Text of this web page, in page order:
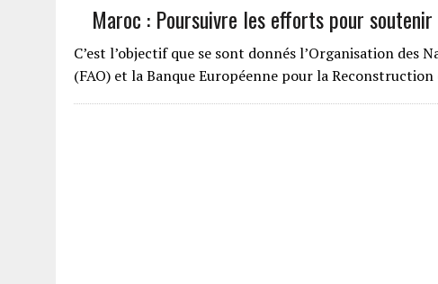
Maroc : Poursuivre les efforts pour
C’est l’objectif que se sont donnés l’Organisation
(FAO) et la Banque Européenne pour la